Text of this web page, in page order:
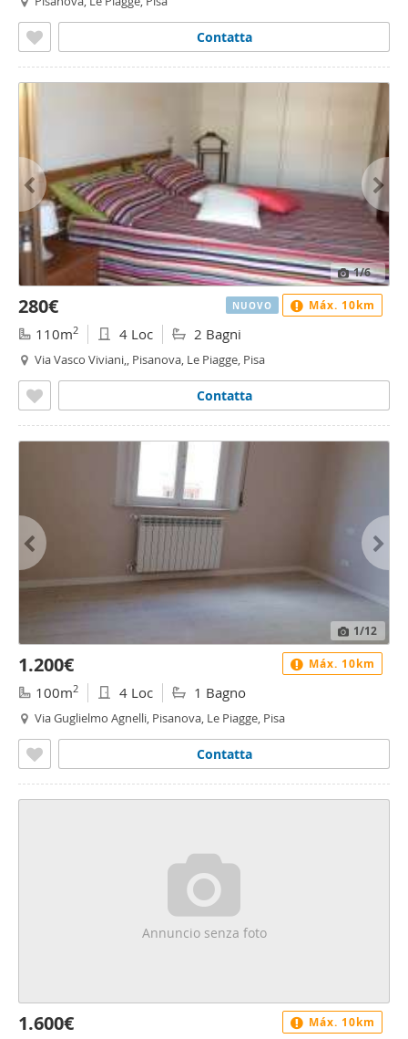
Contatta
1/6
280€
110m2 4 Loc 2 Bagni
Via Vasco Viviani,, Pisanova, Le Piagge, Pisa
Contatta
NUOVO Máx. 10km
1/12
1.200€
100m2 4 Loc 1 Bagno
Via Guglielmo Agnelli, Pisanova, Le Piagge, Pisa
Contatta
Máx. 10km
Annuncio senza foto
1.600€ Máx. 10km